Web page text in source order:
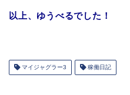
以上、ゆうべるでした！
マイジャグラー3 稼働日記